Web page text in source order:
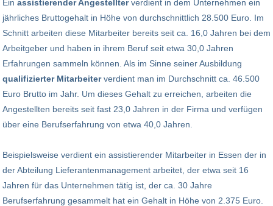
Ein assistierender Angestellterverdient in dem Unternehmen ein
jährliches Bruttogehalt in Höhe von durchschnittlich 28.500 Euro. Im
Schnitt arbeiten diese Mitarbeiter bereits seit ca. 16,0 Jahren bei dem
Arbeitgeber und haben in ihrem Beruf seit etwa 30,0 Jahren
Erfahrungen sammeln können. Als im Sinne seiner Ausbildung
qualifizierter Mitarbeiterverdient man im Durchschnitt ca. 46.500
Euro Brutto im Jahr. Um dieses Gehalt zu erreichen, arbeiten die
Angestellten bereits seit fast 23,0 Jahren in der Firma und verfügen
über eine Berufserfahrung von etwa 40,0 Jahren.
Beispielsweise verdient ein assistierender Mitarbeiter in Essen der in
der Abteilung Lieferantenmanagement arbeitet, der etwa seit 16
Jahren für das Unternehmen tätig ist, der ca. 30 Jahre
Berufserfahrung gesammelt hat ein Gehalt in Höhe von 2.375 Euro.